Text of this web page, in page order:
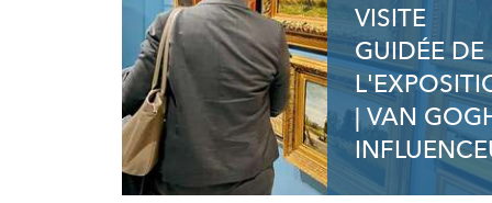
VISITE
GUIDÉE DE
| VAN